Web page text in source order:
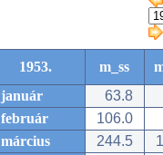
1953. m_ss
január
63.8
február
106.0
március
244.5